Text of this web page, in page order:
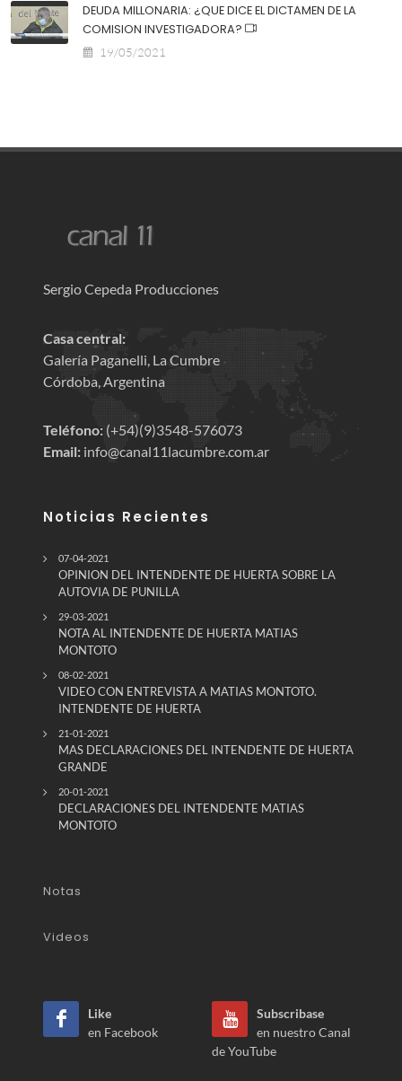
DEUDA MILLONARIA: ¿QUE DICE EL DICTAMEN DE LA
COMISION INVESTIGADORA?
19/05/2021
Sergio Cepeda Producciones
Casa central:
Galería Paganelli, La Cumbre
Córdoba, Argentina
Teléfono: (+54)(9)3548-576073
Email: info@canal11lacumbre.com.ar
Noticias Recientes
07-04-2021
OPINION DEL INTENDENTE DE HUERTA SOBRE LA
AUTOVIA DE PUNILLA
29-03-2021
NOTA AL INTENDENTE DE HUERTA MATIAS
MONTOTO
08-02-2021
VIDEO CON ENTREVISTA A MATIAS MONTOTO.
INTENDENTE DE HUERTA
21-01-2021
MAS DECLARACIONES DEL INTENDENTE DE HUERTA
GRANDE
20-01-2021
DECLARACIONES DEL INTENDENTE MATIAS
MONTOTO
Notas
Videos
Like
en Facebook
Subscribase
en nuestro Canal
de YouTube